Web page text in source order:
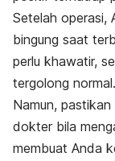
Setelah operasi,
bingung saat
perlu khawatir,
tergolong normal.
Namun,
dokter bila
membuat Anda